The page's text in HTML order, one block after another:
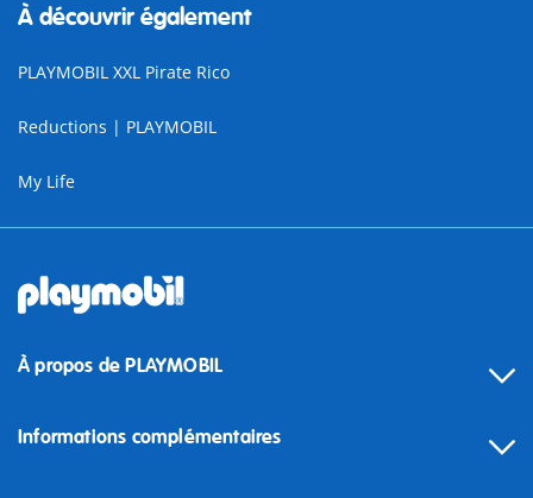
À découvrir également
PLAYMOBIL XXL Pirate Rico
Reductions | PLAYMOBIL
My Life
À propos de PLAYMOBIL
Informations complémentaires